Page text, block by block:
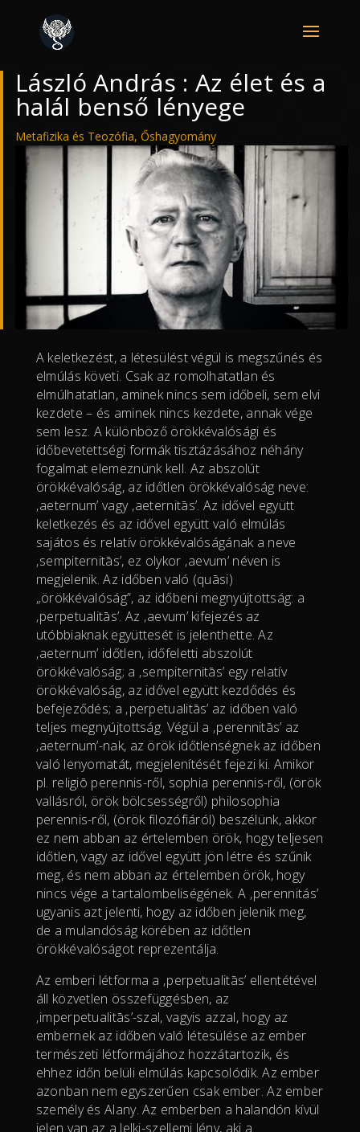
László András : Az élet és a
halál benső lényege
Metafizika és Teozófia, Őshagyomány
A keletkezést, a létesülést végül is megszűnés és
elmúlás követi. Csak az romolhatatlan és
elmúlhatatlan, aminek nincs sem időbeli, sem elvi
kezdete – és aminek nincs kezdete, annak vége
sem lesz. A különböző örökkévalósági és
időbevetettségi formák tisztázásához néhány
fogalmat elemeznünk kell. Az abszolút
örökkévalóság, az időtlen örökkévalóság neve:
‚aeternum’ vagy ‚aeternitās’. Az idővel együtt
keletkezés és az idővel együtt való elmúlás
sajátos és relatív örökkévalóságának a neve
‚sempiternitās’, ez olykor ‚aevum’ néven is
megjelenik. Az időben való (quāsi)
„örökkévalóság”, az időbeni megnyújtottság: a
‚perpetualitās’. Az ‚aevum’ kifejezés az
utóbbiaknak együttesét is jelenthette. Az
‚aeternum’ időtlen, időfeletti abszolút
örökkévalóság; a ‚sempiternitās’ egy relatív
örökkévalóság, az idővel együtt kezdődés és
befejeződés; a ‚perpetualitās’ az időben való
teljes megnyújtottság. Végül a ‚perennitās’ az
‚aeternum’-nak, az örök időtlenségnek az időben
való lenyomatát, megjelenítését fejezi ki. Amikor
pl. religiō perennis-ről, sophia perennis-ről, (örök
vallásról, örök bölcsességről) philosophia
perennis-ről, (örök filozófiáról) beszélünk, akkor
ez nem abban az értelemben örök, hogy teljesen
időtlen, vagy az idővel együtt jön létre és szűnik
meg, és nem abban az értelemben örök, hogy
nincs vége a tartalombeliségének. A ‚perennitás’
ugyanis azt jelenti, hogy az időben jelenik meg,
de a mulandóság körében az időtlen
örökkévalóságot reprezentálja.
Az emberi létforma a ‚perpetualitās’ ellentétével
áll közvetlen összefüggésben, az
‚imperpetualitās’-szal, vagyis azzal, hogy az
embernek az időben való létesülése az ember
természeti létformájához hozzátartozik, és
ehhez időn belüli elmúlás kapcsolódik. Az ember
azonban nem egyszerűen csak ember. Az ember
személy és Alany. Az emberben a halandón kívül
jelen van az a lelki-szellemi lény, aki a